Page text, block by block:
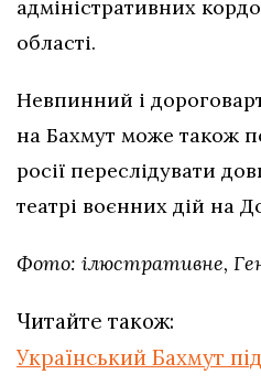
адміністративних
області.
Невпинний і
на Бахмут може також
росії переслідувати
театрі воєнних дій на
Фото: ілюстративне,
Читайте також:
Український Бахмут